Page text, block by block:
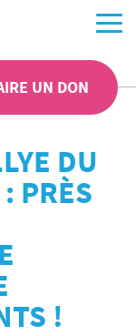
UN DON
DU
PRÈS
!